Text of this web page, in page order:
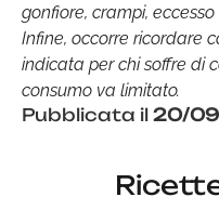
gonfiore, crampi,
Infine, occorre ricordare
indicata per chi soffre di
consumo va limitato.
Pubblicata il 20/